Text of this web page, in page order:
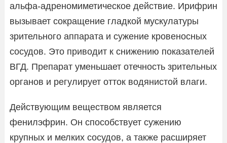
альфа-адреномиметическое действие. Ирифрин
вызывает сокращение гладкой мускулатуры
зрительного аппарата и сужение кровеносных
сосудов. Это приводит к снижению показателей
ВГД. Препарат уменьшает отечность зрительных
органов и регулирует отток водянистой влаги.
Действующим веществом является
фенилэфрин. Он способствует сужению
крупных и мелких сосудов, а также расширяет